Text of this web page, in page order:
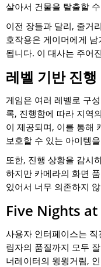
살아서 건물을 탈출할
이전 장들과 달리, 줄거
호작용은 게이머에게
됩니다. 이 대사는 주어
레벨 기반 진행
게임은 여러 레벨로 구
록, 진행함에 따라 지역
이 제공되며, 이를 통해
보호할 수 있는 아이템
또한, 진행 상황을 감시
하지만 카메라의 화면
있어서 너무 의존하지
Five Nights at
사용자 인터페이스는
림자의 품질까지 모두
너레이터의 윙윙거림,